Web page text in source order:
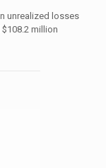
unrealized losses
million